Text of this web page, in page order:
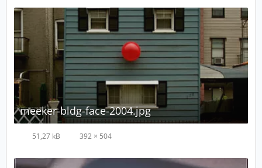
meeker-bldg-face-2004.jpg
51,27 kB 392 × 504